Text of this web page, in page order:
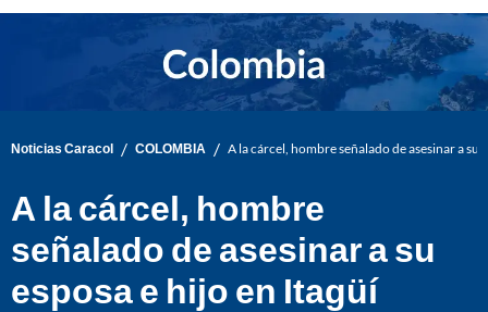
Noticias Caracol / COLOMBIA / A la cárcel, hombre señalado de asesinar a su
A la cárcel, hombre
señalado de asesinar a su
esposa e hijo en Itagüí